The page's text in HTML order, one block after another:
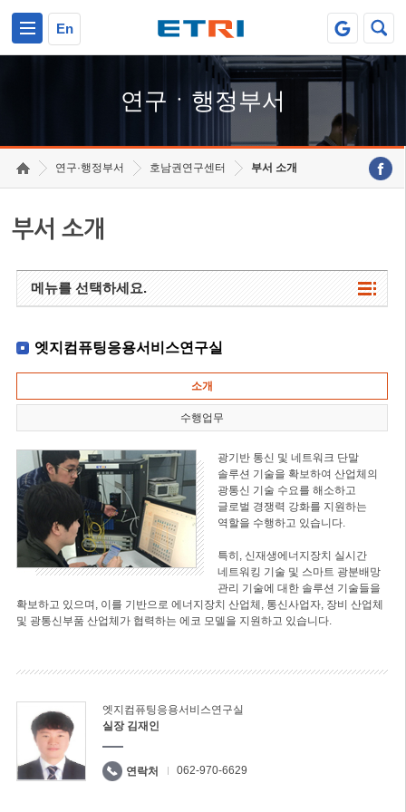
En
연구ㆍ행정부서
연구·행정부서 호남권연구센터 부서 소개
부서 소개
메뉴를 선택하세요.
엣지컴퓨팅응용서비스연구실
소개
수행업무
광기반 통신 및 네트워크 단말
솔루션 기술을 확보하여 산업체의
광통신 기술 수요를 해소하고
글로벌 경쟁력 강화를 지원하는
역할을 수행하고 있습니다.
특히, 신재생에너지장치 실시간
네트워킹 기술 및 스마트 광분배망
관리 기술에 대한 솔루션 기술들을
확보하고 있으며, 이를 기반으로 에너지장치 산업체, 통신사업자, 장비 산업체
및 광통신부품 산업체가 협력하는 에코 모델을 지원하고 있습니다.
엣지컴퓨팅응용서비스연구실
실장 김재인
연락처 062-970-6629